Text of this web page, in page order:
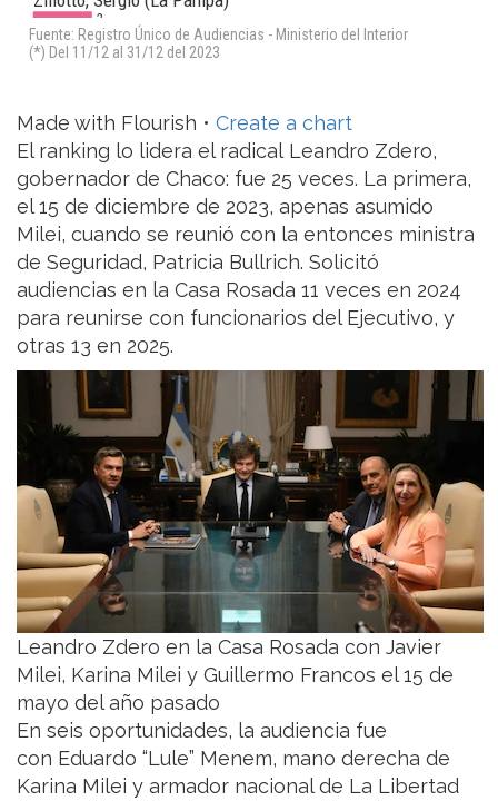
Made with Flourish • Create a chart
El ranking lo lidera el radical Leandro Zdero,
gobernador de Chaco: fue 25 veces. La primera,
el 15 de diciembre de 2023, apenas asumido
Milei, cuando se reunió con la entonces ministra
de Seguridad, Patricia Bullrich. Solicitó
audiencias en la Casa Rosada 11 veces en 2024
para reunirse con funcionarios del Ejecutivo, y
otras 13 en 2025.
Leandro Zdero en la Casa Rosada con Javier
Milei, Karina Milei y Guillermo Francos el 15 de
mayo del año pasado
En seis oportunidades, la audiencia fue
con Eduardo “Lule” Menem, mano derecha de
Karina Milei y armador nacional de La Libertad